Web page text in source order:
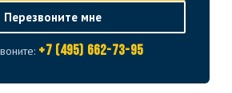
Перезвоните мне
+7 (495) 662-73-95